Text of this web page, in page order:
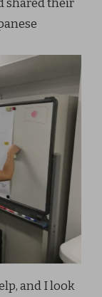
shared their
and I look